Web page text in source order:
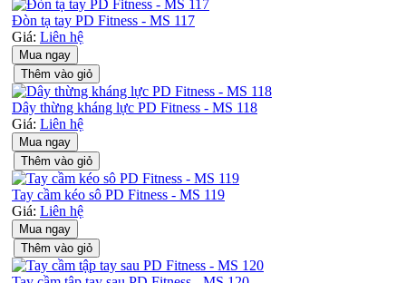
Đòn tạ tay PD Fitness - MS 117
Giá: Liên hệ
Mua ngay
Thêm vào giỏ
Dây thừng kháng lực PD Fitness - MS 118
Giá: Liên hệ
Mua ngay
Thêm vào giỏ
Tay cầm kéo sô PD Fitness - MS 119
Giá: Liên hệ
Mua ngay
Thêm vào giỏ